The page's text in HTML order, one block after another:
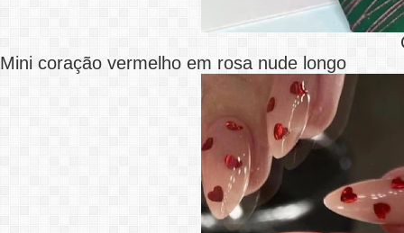
Mini coração vermelho em rosa nude longo